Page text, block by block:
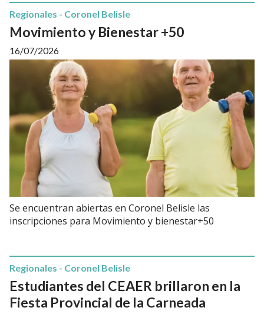
Movimiento y Bienestar +50
Regionales - Coronel Belisle
16/07/2026
Se encuentran abiertas en Coronel Belisle las
inscripciones para Movimiento y bienestar+50
Estudiantes del CEAER brillaron en la
Fiesta Provincial de la Carneada
Regionales - Coronel Belisle